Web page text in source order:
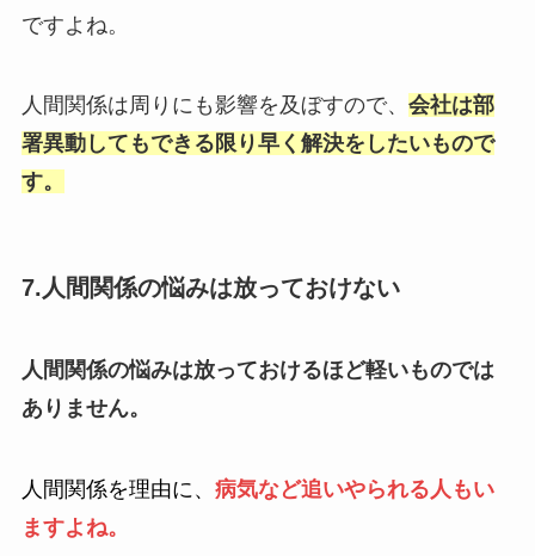
ですよね。
人間関係は周りにも影響を及ぼすので、 会社は部
署異動してもできる限り早く解決をしたいもので
す。
7.人間関係の悩みは放っておけない
人間関係の悩みは放っておけるほど軽いものでは
ありません。
人間関係を理由に、 病気など追いやられる人もい
ますよね。